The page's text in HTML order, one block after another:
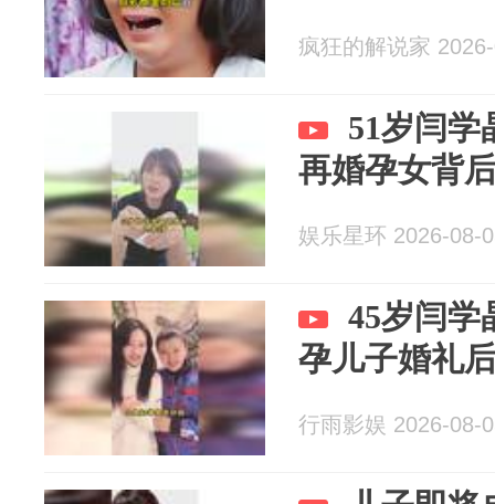
疯狂的解说家
51岁闫学
再婚孕女背
娱乐星环 2026-08-
45岁闫学
孕儿子婚礼
行雨影娱 2026-08-